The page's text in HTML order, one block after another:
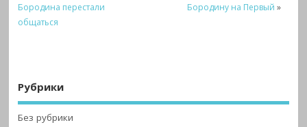
Бородина перестали
общаться
Бородину на Первый »
Рубрики
Без рубрики